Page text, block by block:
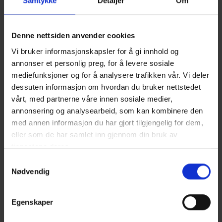
Denne nettsiden anvender cookies
Vi bruker informasjonskapsler for å gi innhold og
annonser et personlig preg, for å levere sosiale
mediefunksjoner og for å analysere trafikken vår. Vi deler
dessuten informasjon om hvordan du bruker nettstedet
vårt, med partnerne våre innen sosiale medier,
annonsering og analysearbeid, som kan kombinere den
med annen informasjon du har gjort tilgjengelig for dem,
eller som de har samlet inn gjennom din bruk av
tjenestene deres.
Nødvendig
Egenskaper
78 m